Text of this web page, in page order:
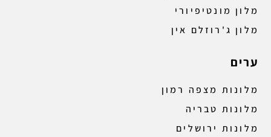
מלון מונטיפיורי
מלון ג'רוזלם אין
ערים
מלונות מצפה רמון
מלונות טבריה
מלונות ירושלים